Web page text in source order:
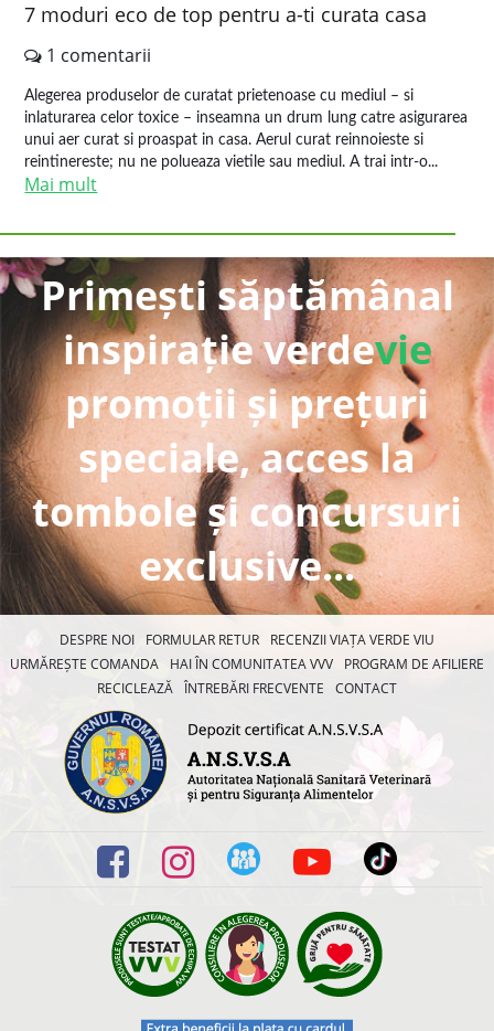
7 moduri eco de top pentru a-ti curata casa
1 comentarii
Alegerea produselor de curatat prietenoase cu mediul – si
inlaturarea celor toxice – inseamna un drum lung catre asigurarea
unui aer curat si proaspat in casa. Aerul curat reinnoieste si
reintinereste; nu ne polueaza vietile sau mediul. A trai intr-o...
Mai mult
Primești săptămânal
inspirație verdevie
promoții și prețuri
speciale, acces la
tombole și concursuri
exclusive...
DESPRE NOI FORMULAR RETUR
RECENZII VIAȚA VERDE VIU
URMĂREȘTE COMANDA
HAI ÎN COMUNITATEA VVV
PROGRAM DE AFILIERE
RECICLEAZĂ ÎNTREBĂRI FRECVENTE CONTACT